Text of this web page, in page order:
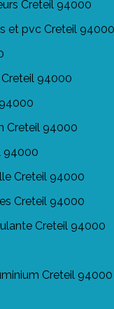
Creteil 94000
et pvc Creteil 94000
94000
Creteil 94000
94000
Creteil 94000
Creteil 94000
Creteil 94000
Creteil 94000